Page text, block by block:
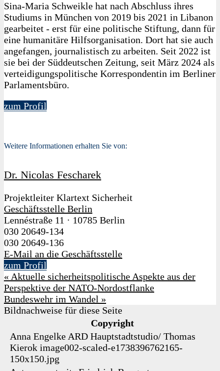
Sina-Maria Schweikle hat nach Abschluss ihres
Studiums in München von 2019 bis 2021 in Libanon
gearbeitet - erst für eine politische Stiftung, dann für
eine humanitäre Hilfsorganisation. Dort hat sie auch
angefangen, journalistisch zu arbeiten. Seit 2022 ist
sie bei der Süddeutschen Zeitung, seit März 2024 als
verteidigungspolitische Korrespondentin im Berliner
Parlamentsbüro.
zum Profil
Weitere Informationen erhalten Sie von:
Dr. Nicolas Fescharek
Projektleiter Klartext Sicherheit
Geschäftsstelle Berlin
Lennéstraße 11 · 10785 Berlin
030 20649-134
030 20649-136
E-Mail an die Geschäftsstelle
zum Profil
« Aktuelle sicherheitspolitische Aspekte aus der
Perspektive der NATO-Nordostflanke
Bundeswehr im Wandel »
Bildnachweise für diese Seite
Copyright
Anna Engelke ARD Hauptstadtstudio/ Thomas
Kierok image002-scaled-e1738396762165-
150x150.jpg